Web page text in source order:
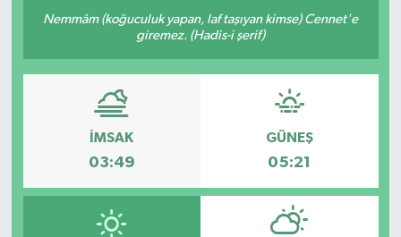
Nemmâm (koğuculuk yapan, laf taşıyan kimse) Cennet'e
giremez. (Hadis-i şerif)
İMSAK
03:49
GÜNEŞ
05:21